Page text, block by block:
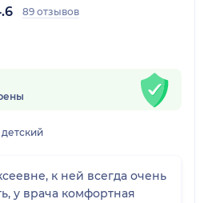
89 отзывов
к ней всегда очень
у врача комфортная